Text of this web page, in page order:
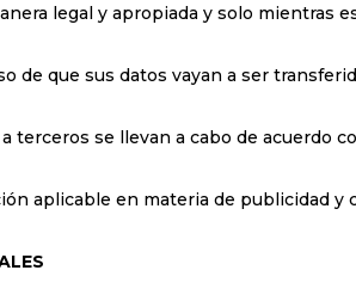
legal y apropiada y solo mientras
de que sus datos vayan a ser
terceros se llevan a cabo de acuerdo
aplicable en materia de publicidad y